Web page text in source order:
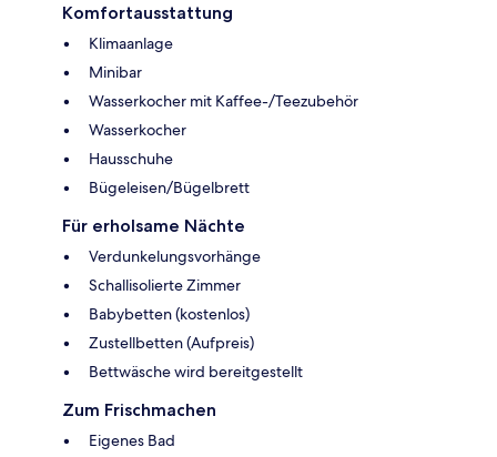
Komfortausstattung
Klimaanlage
Minibar
Wasserkocher mit Kaffee-/Teezubehör
Wasserkocher
Hausschuhe
Bügeleisen/Bügelbrett
Für erholsame Nächte
Verdunkelungsvorhänge
Schallisolierte Zimmer
Babybetten (kostenlos)
Zustellbetten (Aufpreis)
Bettwäsche wird bereitgestellt
Zum Frischmachen
Eigenes Bad